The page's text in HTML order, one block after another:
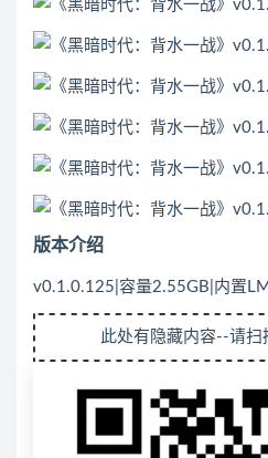
版本介绍
v0.1.0.125|容量2.55GB|内置
此处有隐藏内容--请扫